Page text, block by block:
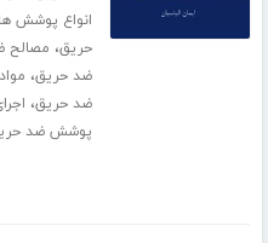
انواع پوشش
حریق، مصالح
ضد حریق،
ضد حریق،
پوشش ضد